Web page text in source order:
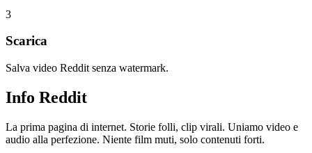
3
Scarica
Salva video Reddit senza watermark.
Info Reddit
La prima pagina di internet. Storie folli, clip virali. Uniamo video e
audio alla perfezione. Niente film muti, solo contenuti forti.